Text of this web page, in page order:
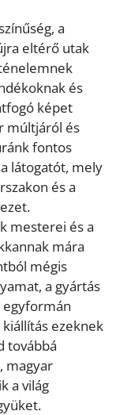
a
eltérő utak
és
képet
múltjáról és
fontos
látogatót, mely
és a
mesterei és a
mára
mégis
a gyártás
egyformán
ezeknek
továbbá
magyar
a világ